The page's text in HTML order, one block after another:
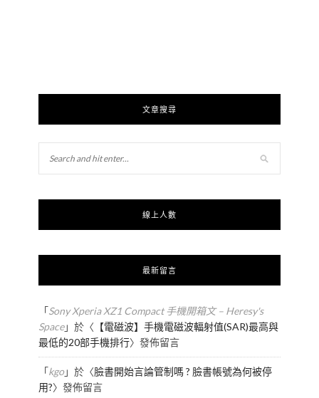
文章搜尋
線上人數
最新留言
「Sony Xperia XZ1 Compact 手機開箱文 – Heresy's
Space」於〈 【電磁波】手機電磁波輻射值(SAR)最高與
最低的20部手機排行〉發佈留言
「kgo」於〈臉書開始言論管制嗎 ? 臉書帳號為何被停
用?〉發佈留言